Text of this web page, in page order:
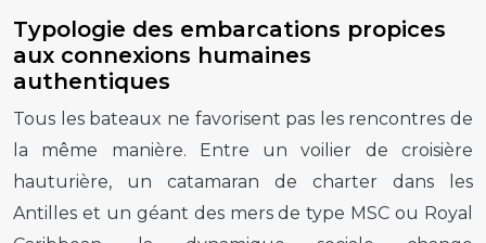
Typologie des embarcations propices
aux connexions humaines
authentiques
Tous les bateaux ne favorisent pas les rencontres de
la même manière. Entre un voilier de croisière
hauturière, un catamaran de charter dans les
Antilles et un géant des mers de type MSC ou Royal